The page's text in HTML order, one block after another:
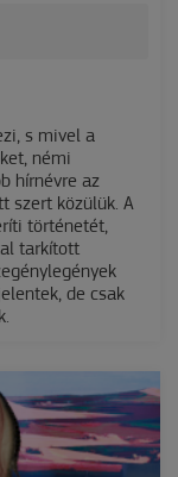
s mivel a
némi
hírnévre az
szert közülük. A
történetét,
tarkított
de csak